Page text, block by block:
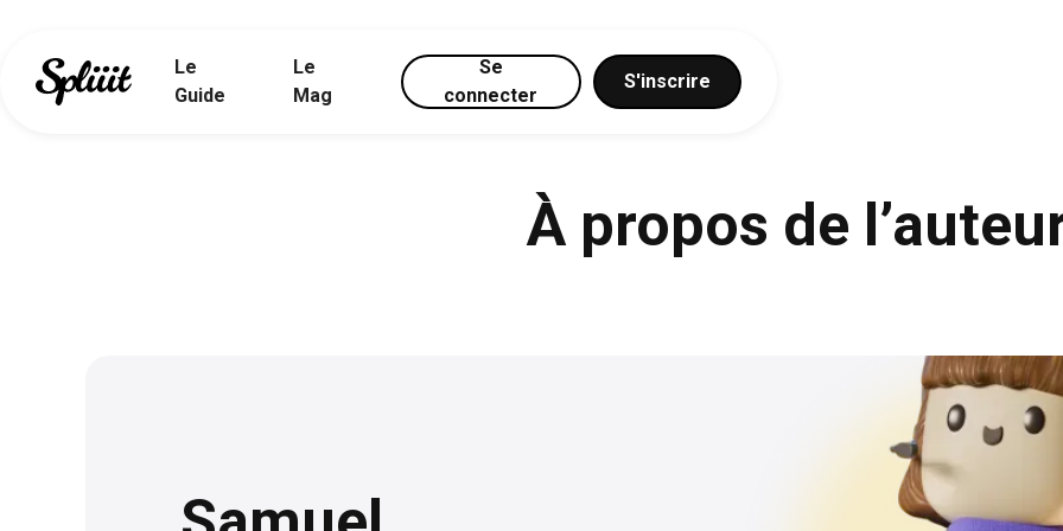
Le
Guide
Le
Mag
Se
connecter
S'inscrire
À propos de